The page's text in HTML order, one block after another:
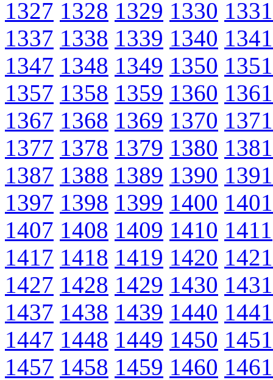
1327 1328 1329 1330 1331
1337 1338 1339 1340 1341
1347 1348 1349 1350 1351
1357 1358 1359 1360 1361
1367 1368 1369 1370 1371
1377 1378 1379 1380 1381
1387 1388 1389 1390 1391
1397 1398 1399 1400 1401
1407 1408 1409 1410 1411
1417 1418 1419 1420 1421
1427 1428 1429 1430 1431
1437 1438 1439 1440 1441
1447 1448 1449 1450 1451
1457 1458 1459 1460 1461